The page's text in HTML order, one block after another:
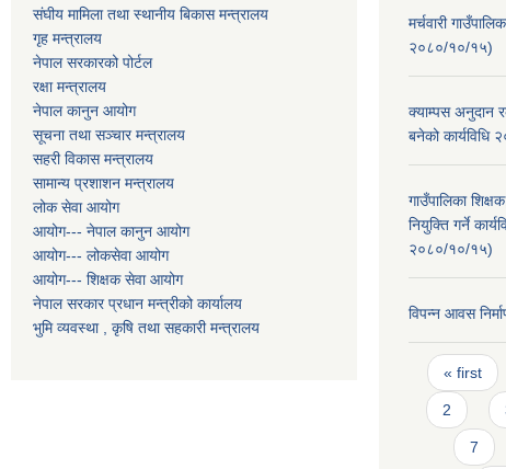
संघीय मामिला तथा स्थानीय बिकास मन्त्रालय
गृह मन्त्रालय
नेपाल सरकारको पोर्टल
रक्षा मन्त्रालय
नेपाल कानुन आयोग
सूचना तथा सञ्चार मन्त्रालय
सहरी विकास मन्त्रालय
सामान्य प्रशाशन मन्त्रालय
लोक सेवा आयोग
आयोग--- नेपाल कानुन आयोग
आयोग--- लोकसेवा आयोग
आयोग--- शिक्षक सेवा आयोग
नेपाल सरकार प्रधान मन्त्रीको कार्यालय
भुमि व्यवस्था , कृषि तथा सहकारी मन्त्रालय
मर्चवारी
२०८०/१०/१५)
क्याम्पस अनुदान
बनेको
गाउँपालिका
नियुक्ति गर्ने
२०८०/१०/१५)
विपन्न आवस
Pages
« first
2
7